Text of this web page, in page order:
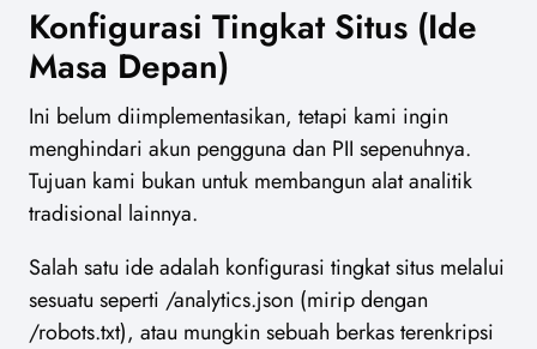
Konfigurasi Tingkat Situs (Ide
Masa Depan)
Ini belum diimplementasikan, tetapi kami ingin
menghindari akun pengguna dan PII sepenuhnya.
Tujuan kami bukan untuk membangun alat analitik
tradisional lainnya.
Salah satu ide adalah konfigurasi tingkat situs melalui
sesuatu seperti /analytics.json (mirip dengan
/robots.txt), atau mungkin sebuah berkas terenkripsi